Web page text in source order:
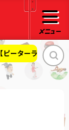
【ピーターラビット